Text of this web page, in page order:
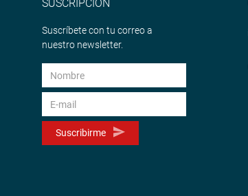
SUSCRIPCIÓN
Suscríbete con tu correo a
nuestro newsletter.
Suscribirme